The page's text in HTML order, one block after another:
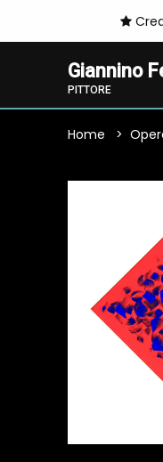
Giannino
PITTORE
Home